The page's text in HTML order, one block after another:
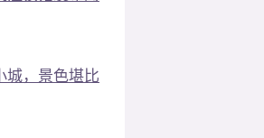
城，景色堪比